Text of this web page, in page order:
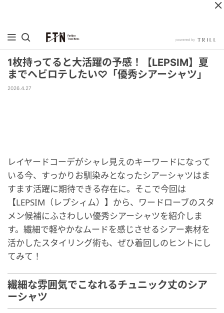
1枚持ってると大活躍の予感！【LEPSIM】夏
までヘビロテしたい♡「優秀シアーシャツ」
2026.4.27
レイヤードコーデがシャレ見えのキーワードになって
いる今、すっかりお馴染みとなったシアーシャツはま
すます活躍に期待できる存在に。そこで今回は
【LEPSIM（レプシィム）】から、ワードローブのスタ
メン候補にふさわしい優秀シアーシャツを紹介しま
す。繊細で軽やかなムードを感じさせるシアー素材を
活かしたスタイリング術も、ぜひ着回しのヒントにし
てみて！
繊細な雰囲気でこなれるチュニック丈のシア
ーシャツ